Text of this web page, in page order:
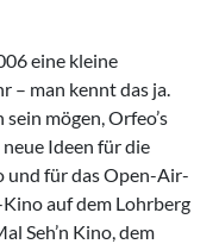
eine kleine
– man kennt das ja.
mögen, Orfeo’s
Ideen für die
und für das Open-Air-
auf dem Lohrberg
Seh’n Kino, dem